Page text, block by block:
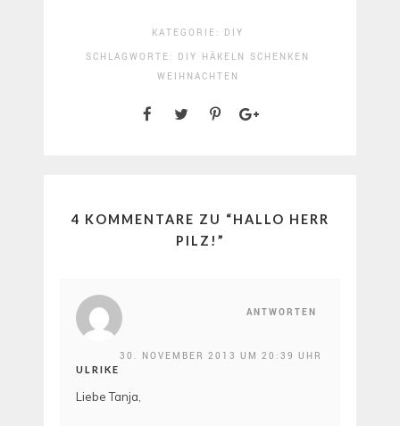
KATEGORIE: DIY
SCHLAGWORTE: DIY HÄKELN
SCHENKEN
WEIHNACHTEN
4 KOMMENTARE ZU “HALLO HERR
PILZ! ”
ANTWORTEN
ULRIKE
30. NOVEMBER 2013 UM 20:39 UHR
Liebe Tanja,